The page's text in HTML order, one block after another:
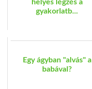
helyes légzés a
gyakorlatb...
Egy ágyban "alvás" a
babával?